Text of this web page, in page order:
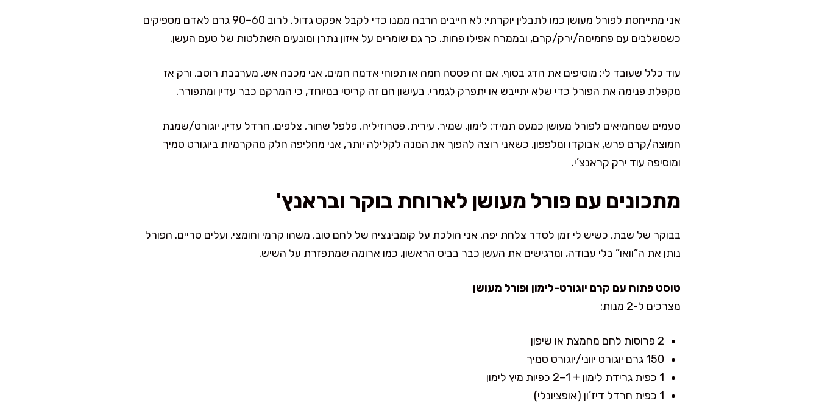
אני מתייחסת לפורל מעושן כמו לתבלין יוקרתי: לא חייבים הרבה ממנו כדי לקבל אפקט גדול. לרוב 60–90 גרם לאדם מספיקים
כשמשלבים עם פחמימה/ירק/קרם, ובממרח אפילו פחות. כך גם שומרים על איזון נתרן ומונעים השתלטות של טעם העשן.
עוד כלל שעובד לי: מוסיפים את הדג בסוף. אם זה פסטה חמה או תפוחי אדמה חמים, אני מכבה אש, מערבבת רוטב, ורק אז
מקפלת פנימה את הפורל כדי שלא יתייבש או יתפרק לגמרי. בעישון חם זה קריטי במיוחד, כי המרקם כבר עדין ומתפורר.
טעמים שמחמיאים לפורל מעושן כמעט תמיד: לימון, שמיר, עירית, פטרוזיליה, פלפל שחור, צלפים, חרדל עדין, יוגורט/שמנת
חמוצה/קרם פרש, אבוקדו ומלפפון. כשאני רוצה להפוך את המנה לקלילה יותר, אני מחליפה חלק מהקרמיות ביוגורט סמיך
ומוסיפה עוד ירק קראנצ’י.
מתכונים עם פורל מעושן לארוחת בוקר ובראנץ'
בבוקר של שבת, כשיש לי זמן לסדר צלחת יפה, אני הולכת על קומבינציה של לחם טוב, משהו קרמי וחומצי, ועלים טריים. הפורל
נותן את ה”וואו” בלי עבודה, ומרגישים את העשן כבר בביס הראשון, כמו ארומה שמתפזרת על השיש.
טוסט פתוח עם קרם יוגורט-לימון ופורל מעושן
מצרכים ל-2 מנות:
2 פרוסות לחם מחמצת או שיפון
150 גרם יוגורט יווני/יוגורט סמיך
1 כפית גרידת לימון + 1–2 כפיות מיץ לימון
1 כפית חרדל דיז’ון (אופציונלי)